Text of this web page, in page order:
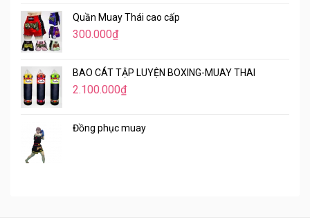
Quần Muay Thái cao cấp
300.000₫
BAO CÁT TẬP LUYỆN BOXING-MUAY THAI
2.100.000₫
Đồng phục muay